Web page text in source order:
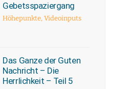
Gebetsspaziergang
Höhepunkte,Videoinputs
Das Ganze der Guten
Nachricht – Die
Herrlichkeit – Teil 5